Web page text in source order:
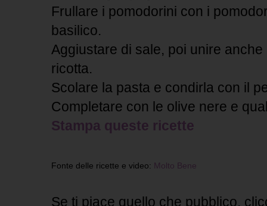
Frullare i pomodorini con i
basilico.
Aggiustare di sale, poi unire
ricotta.
Scolare la pasta e condirla con il
Completare con le olive nere e
Stampa queste ricette
Fonte delle ricette e video: Molto Bene
Se ti piace quello che pubblico,